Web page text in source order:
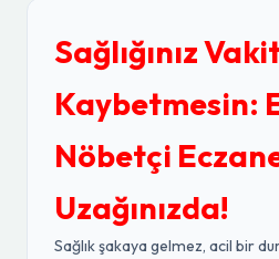
Sağlığınız
Kaybetmesin:
Nöbetçi
Uzağınızda!
Sağlık şakaya gelmez, acil bir